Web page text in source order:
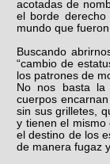
acotadas de
el borde
mundo que
Buscando
“cambio de
los patrones de
No nos basta la
cuerpos
sin sus grilletes,
y tienen el mismo
el destino de los
de manera fugaz